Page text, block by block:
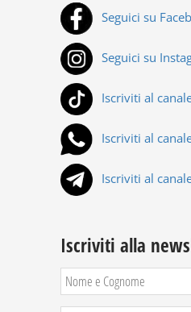
Seguici su
Seguici su
Iscriviti al
Iscriviti al
Iscriviti al
Iscriviti alla